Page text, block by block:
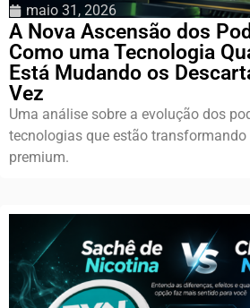
maio 31, 2026
A Nova Ascensão dos
Como uma Tecnologia
Está Mudando os
Vez
Uma análise sobre a evolução dos
tecnologias que estão
premium.